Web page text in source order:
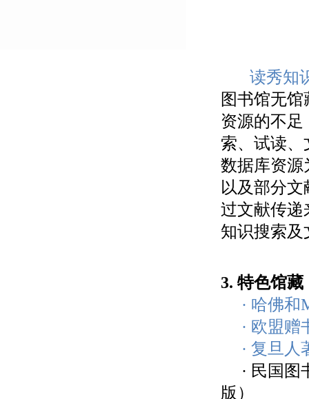
读秀知
图书馆无
资源的不
索、试读
数据库资源
以及部分
过文献传递
知识搜索及
3. 特色馆藏
· 哈佛和
· 欧盟赠
· 复旦人
· 民国图
版）